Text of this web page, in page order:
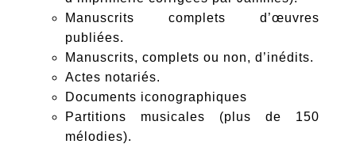
Manuscrits complets d’œuvres
publiées.
Manuscrits, complets ou non, d’inédits.
Actes notariés.
Documents iconographiques
Partitions musicales (plus de 150
mélodies).